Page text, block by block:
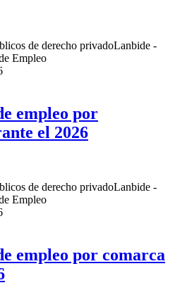
de derecho privadoLanbide -
Empleo
empleo por
el 2026
de derecho privadoLanbide -
Empleo
empleo por comarca